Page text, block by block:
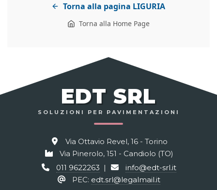
Torna alla pagina LIGURIA
Torna alla Home Page
EDT SRL
SOLUZIONI PER PAVIMENTAZIONI
Via Ottavio Revel, 16 - Torino
Via Pinerolo, 151 - Candiolo (TO)
011 9622263 |
info@edt-srl.it
PEC: edt.srl@legalmail.it